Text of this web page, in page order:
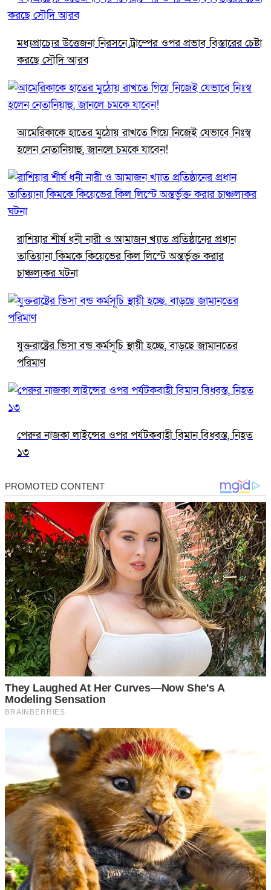
মধ্যপ্রাচ্যের উত্তেজনা নিরসনে ট্রাম্পের ওপর প্রভাব বিস্তারের চেষ্টা
করছে সৌদি আরব
আমেরিকাকে হাতের মুঠোয় রাখতে গিয়ে নিজেই যেভাবে নিঃস্ব
হলেন নেতানিয়াহু, জানলে চমকে যাবেন!
রাশিয়ার শীর্ষ ধনী নারী ও আমাজন খ্যাত প্রতিষ্ঠানের প্রধান
তাতিয়ানা কিমকে কিয়েভের কিল লিস্টে অন্তর্ভুক্ত করার
চাঞ্চল্যকর ঘটনা
যুক্তরাষ্ট্রের ভিসা বন্ড কর্মসূচি স্থায়ী হচ্ছে, বাড়ছে জামানতের
পরিমাণ
পেরুর নাজকা লাইন্সের ওপর পর্যটকবাহী বিমান বিধ্বস্ত, নিহত
১৩